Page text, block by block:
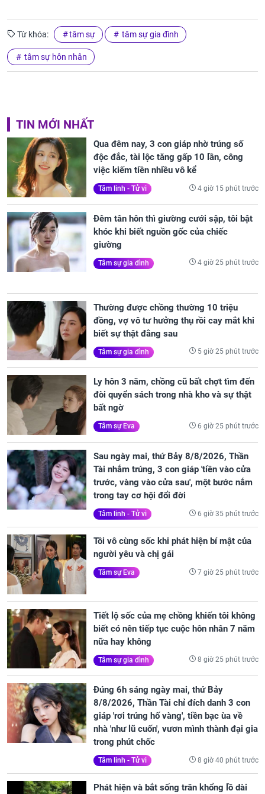
Từ khóa: tâm sự tâm sự gia đình
tâm sự hôn nhân
TIN MỚI NHẤT
Qua đêm nay, 3 con giáp nhờ trúng số
độc đắc, tài lộc tăng gấp 10 lần, công
việc kiếm tiền nhiều vô kể
Tâm linh - Tử vi 4 giờ 15 phút trước
Đêm tân hôn thì giường cưới sập, tôi bật
khóc khi biết nguồn gốc của chiếc
giường
Tâm sự gia đình 4 giờ 25 phút trước
Thường được chồng thường 10 triệu
đồng, vợ vô tư hưởng thụ rồi cay mắt khi
biết sự thật đằng sau
Tâm sự gia đình 5 giờ 25 phút trước
Ly hôn 3 năm, chồng cũ bất chợt tìm đến
đòi quyển sách trong nhà kho và sự thật
bất ngờ
Tâm sự Eva 6 giờ 25 phút trước
Sau ngày mai, thứ Bảy 8/8/2026, Thần
Tài nhắm trúng, 3 con giáp 'tiền vào cửa
trước, vàng vào cửa sau', một bước nắm
trong tay cơ hội đổi đời
Tâm linh - Tử vi 6 giờ 35 phút trước
Tôi vô cùng sốc khi phát hiện bí mật của
người yêu và chị gái
Tâm sự Eva 7 giờ 25 phút trước
Tiết lộ sốc của mẹ chồng khiến tôi không
biết có nên tiếp tục cuộc hôn nhân 7 năm
nữa hay không
Tâm sự gia đình 8 giờ 25 phút trước
Đúng 6h sáng ngày mai, thứ Bảy
8/8/2026, Thần Tài chỉ đích danh 3 con
giáp 'rơi trúng hố vàng', tiền bạc ùa về
nhà 'như lũ cuốn', vươn mình thành đại gia
trong phút chốc
Tâm linh - Tử vi 8 giờ 40 phút trước
Phát hiện và bắt sống trăn khổng lồ dài